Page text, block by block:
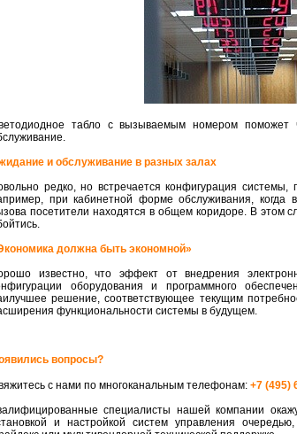
табло с вызываемым номером поможет
и обслуживание в разных залах
редко, но встречается конфигурация
при кабинетной форме обслуживания, когда
посетители находятся в общем коридоре. В этом
должна быть экономной»
известно, что эффект от внедрения
оборудования и программного
решение, соответствующее текущим
функциональности системы в будущем.
вопросы?
с нами по многоканальным телефонам: +7 (495)
специалисты нашей компании
и настройкой систем управления